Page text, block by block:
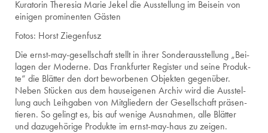
Ku­ra­to­rin The­re­sia Marie Jekel die Aus­stel­lung im Bei­sein von
ei­ni­gen pro­mi­nen­ten Gäs­ten
Fotos: Horst Ziegenfusz
Die ernst-may-ge­sell­schaft stellt in ihrer Son­der­aus­stel­lung „Bei­
la­gen der Mo­der­ne. Das Frank­fur­ter Re­gis­ter und seine Pro­duk­
te“ die Blät­ter den dort be­wor­be­nen Ob­jek­ten ge­gen­über.
Neben Stü­cken aus dem haus­ei­ge­nen Ar­chiv wird die Aus­stel­
lung auch Leih­ga­ben von Mit­glie­dern der Ge­sell­schaft prä­sen­
tie­ren. So ge­lingt es, bis auf we­ni­ge Aus­nah­men, alle Blät­ter
und da­zu­ge­hö­ri­ge Pro­duk­te im ernst-may-haus zu zei­gen.